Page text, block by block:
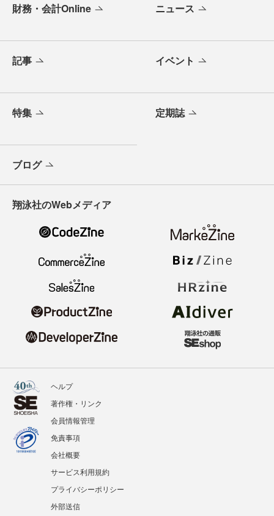
財務・会計Online ニュース
記事 イベント
特集 定期誌
ブログ
翔泳社のWebメディア
ヘルプ
著作権・リンク
会員情報管理
免責事項
会社概要
サービス利用規約
プライバシーポリシー
外部送信